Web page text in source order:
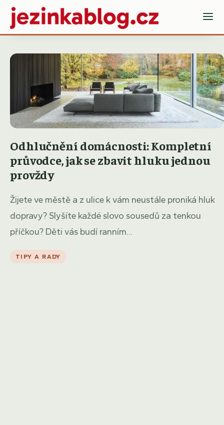
Odhlučnění domácnosti: Kompletní
průvodce, jak se zbavit hluku jednou
provždy
Žijete ve městě a z ulice k vám neustále proniká hluk
dopravy? Slyšíte každé slovo sousedů za tenkou
příčkou? Děti vás budí ranním...
TIPY A RADY